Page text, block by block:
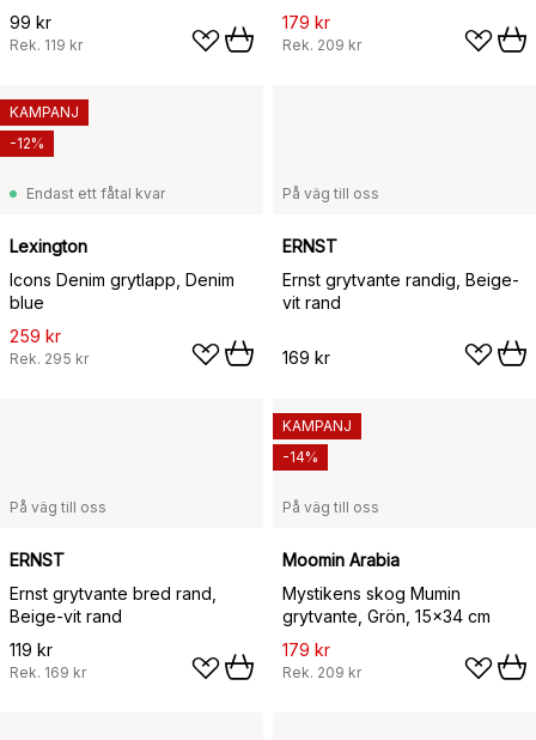
99 kr
Rek. 119 kr
179 kr
Rek. 209 kr
Endast ett fåtal kvar
Lexington
Icons Denim grytlapp, Denim
blue
259 kr
Rek. 295 kr
KAMPANJ
-12%
På väg till oss
ERNST
Ernst grytvante randig, Beige-
vit rand
169 kr
På väg till oss
ERNST
Ernst grytvante bred rand,
Beige-vit rand
119 kr
Rek. 169 kr
På väg till oss
Moomin Arabia
Mystikens skog Mumin
grytvante, Grön, 15x34 cm
179 kr
Rek. 209 kr
KAMPANJ
-14%